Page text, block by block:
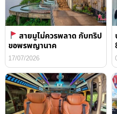
สายมูไม่ควรพลาด กับทริป
ขอพรพญานาค
17/07/2026